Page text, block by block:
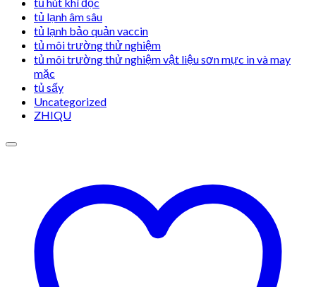
tủ hút khí độc
tủ lạnh âm sâu
tủ lạnh bảo quản vaccin
tủ môi trường thử nghiệm
tủ môi trường thử nghiệm vật liệu sơn mực in và may
mặc
tủ sấy
Uncategorized
ZHIQU